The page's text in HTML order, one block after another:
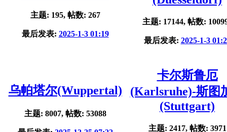
主题: 195, 帖数: 267
最后发表: 2025-1-3 01:19
主题: 17144, 帖数:
最后发表: 2025-1-3
乌帕塔尔(Wuppertal)
主题: 8007, 帖数: 53088
卡尔斯鲁厄
(Karlsruhe)-斯图
(Stuttgart)
主题: 2417, 帖数: 3971